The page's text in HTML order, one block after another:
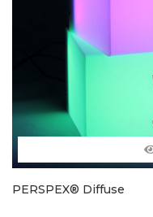
PERSPEX® Diffuse